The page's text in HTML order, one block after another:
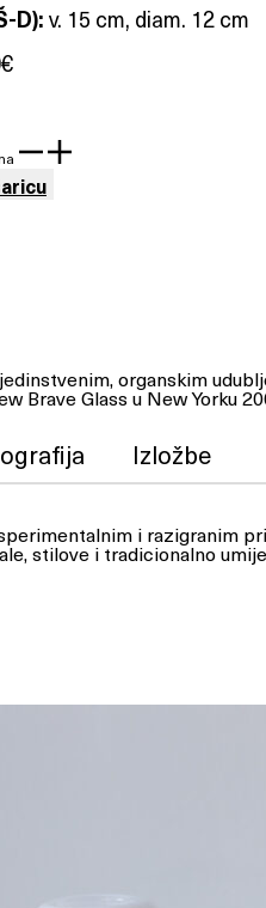
D): v. 15 cm, diam. 12 cm
€
organskim
Brave Glass u New Yorku
Izložbe
i razigranim
stilove i tradicionalno